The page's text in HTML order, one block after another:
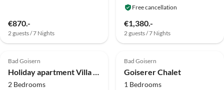
€870.-
2 guests / 7 Nights
Free cancellation
€1,380.-
2 guests / 7 Nights
Bad Goisern
Holiday apartment Villa Salzweg
2 Bedrooms
Top-Listing
Bad Goisern
Goiserer Chalet
1 Bedrooms